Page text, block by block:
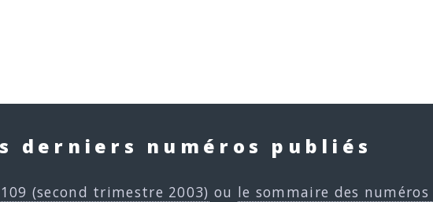
derniers numéros publiés
(second trimestre 2003) ou le sommaire des